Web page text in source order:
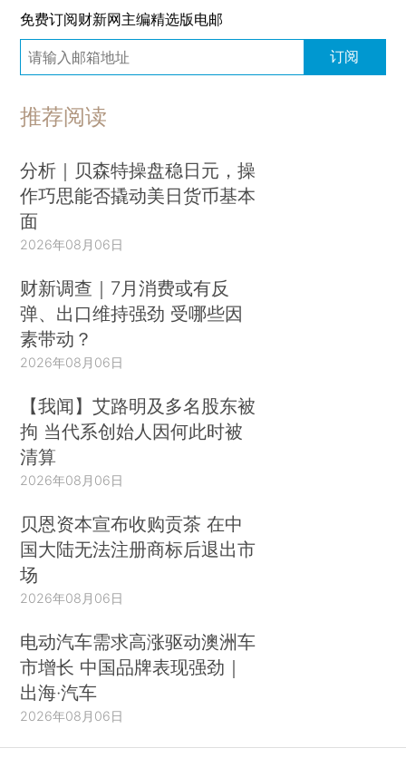
免费订阅财新网主编精选版电邮
订阅
推荐阅读
分析｜贝森特操盘稳日元，操
作巧思能否撬动美日货币基本
面
2026年08月06日
财新调查｜7月消费或有反
弹、出口维持强劲 受哪些因
素带动？
2026年08月06日
【我闻】艾路明及多名股东被
拘 当代系创始人因何此时被
清算
2026年08月06日
贝恩资本宣布收购贡茶 在中
国大陆无法注册商标后退出市
场
2026年08月06日
电动汽车需求高涨驱动澳洲车
市增长 中国品牌表现强劲｜
出海·汽车
2026年08月06日